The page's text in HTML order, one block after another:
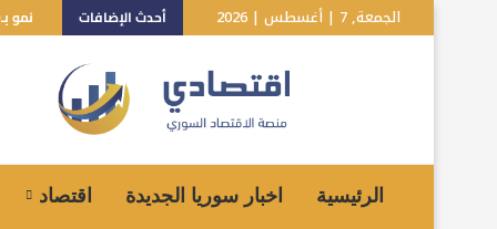
الجمعة, 7 | أغسطس | 2026 أحدث الإضافات نمو بـ10% للاقتصاد السوري.. هل تعكس توقعات صندوق النقد الواقع؟
الرئيسية اخبار سوريا الجديدة اقتصاد